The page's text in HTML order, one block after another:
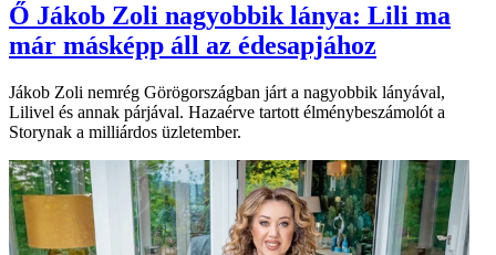
Ő Jákob Zoli nagyobbik lánya: Lili ma
már másképp áll az édesapjához
Jákob Zoli nemrég Görögországban járt a nagyobbik lányával,
Lilivel és annak párjával. Hazaérve tartott élménybeszámolót a
Storynak a milliárdos üzletember.